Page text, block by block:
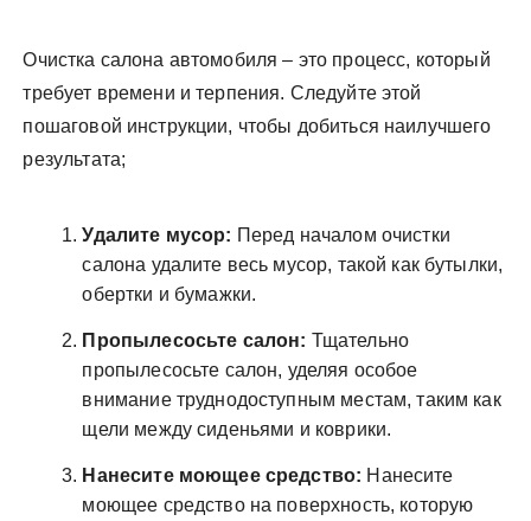
Очистка салона автомобиля – это процесс, который
требует времени и терпения. Следуйте этой
пошаговой инструкции, чтобы добиться наилучшего
результата;
Удалите мусор: Перед началом очистки
салона удалите весь мусор, такой как бутылки,
обертки и бумажки.
Пропылесосьте салон: Тщательно
пропылесосьте салон, уделяя особое
внимание труднодоступным местам, таким как
щели между сиденьями и коврики.
Нанесите моющее средство: Нанесите
моющее средство на поверхность, которую